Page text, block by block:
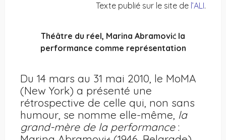
Texte publié sur le site de l’ALI.
Théâtre du réel, Marina AbramoviĆ la
performance comme représentation
Du 14 mars au 31 mai 2010, le MoMA
(New York) a présenté une
rétrospective de celle qui, non sans
humour, se nomme elle-même, la
grand-mère de la performance: